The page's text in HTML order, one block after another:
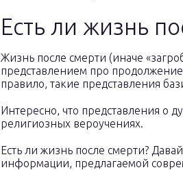
Есть ли жизнь
Жизнь после смерти (иначе
представлением про
правило, такие представления
Интересно, что представления о
религиозных вероучениях.
Есть ли жизнь после смерти?
информации, предлагаемой